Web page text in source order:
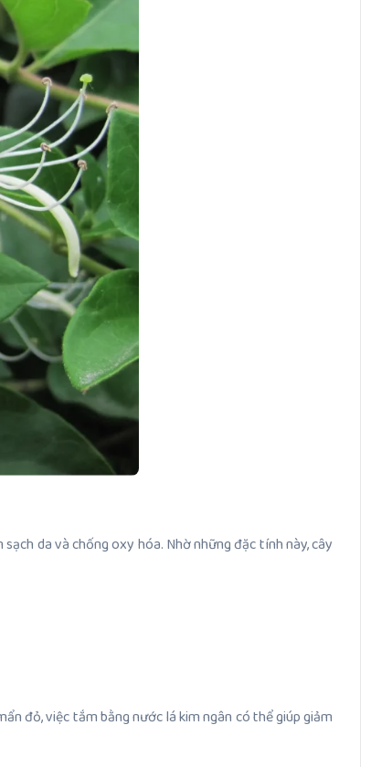
da và chống oxy hóa. Nhờ những đặc tính này, cây
đỏ, việc tắm bằng nước lá kim ngân có thể giúp giảm